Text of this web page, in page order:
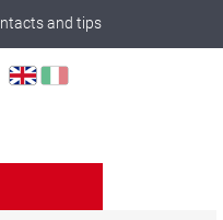
and tips
Select